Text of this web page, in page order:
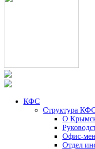
КФС
Структура
О
Офис-
Отдел